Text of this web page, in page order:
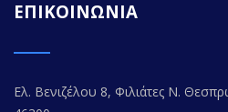
ΕΠΙΚΟΙΝΩΝΙΑ
Ελ. Βενιζέλου 8, Φιλιάτες Ν.